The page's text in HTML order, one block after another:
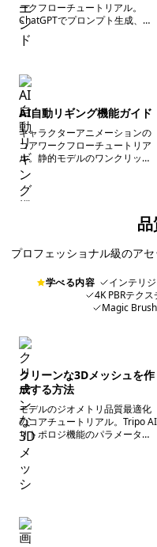
ークフローチュートリアル。
ChatGPTでプロンプト生成、
FLUXで参考画像生成、Tripoで
3Dモデル生成・最適化・書き出
AI自動リギング機能ガイド
キャラクターアニメーションの
コアワークフローチュートリア
ル。静的モデルのワンクリック
自動リギング、クリーンなボー
ン生成、スキニングウェイト処
理、アニメーションプリセット
ァイルの書き出しに関する詳細
プロフェッショナル級のア
学べる内容
インテリ
4K PBRテク
Magic
クリーンな3Dメッシュを作
成する方法
モデルのジオメトリ品質最適化
のコアチュートリアル。Tripo AI
リトポロジ機能のパラメータ設
定、インテリジェントな低ポリ
ゴンの高度な使い方、ポリゴン
数最適化、メッシュエラーの修
復を詳説し、手動トポロジに匹